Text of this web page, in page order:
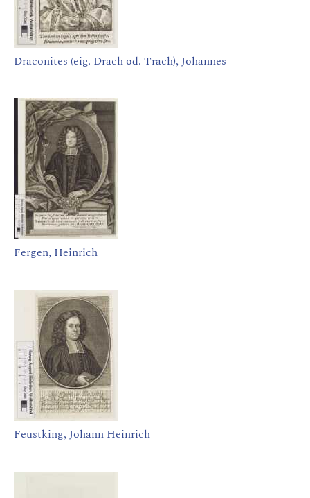
Draconites (eig. Drach od. Trach), Johannes
Fergen, Heinrich
Feustking, Johann Heinrich